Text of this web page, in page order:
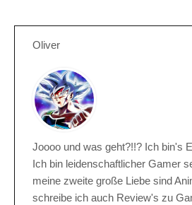
Oliver
Joooo und was geht?!!? Ich bin's
Ich bin leidenschaftlicher Gamer
meine zweite große Liebe sind
schreibe ich auch Review's zu